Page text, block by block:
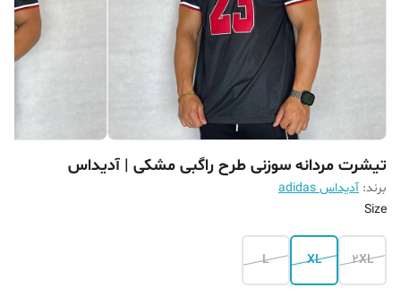
تیشرت مردانه سوزنی طرح راگبی مشکی | آدیداس
برند: آدیداس adidas
Size
2XL
XL
L